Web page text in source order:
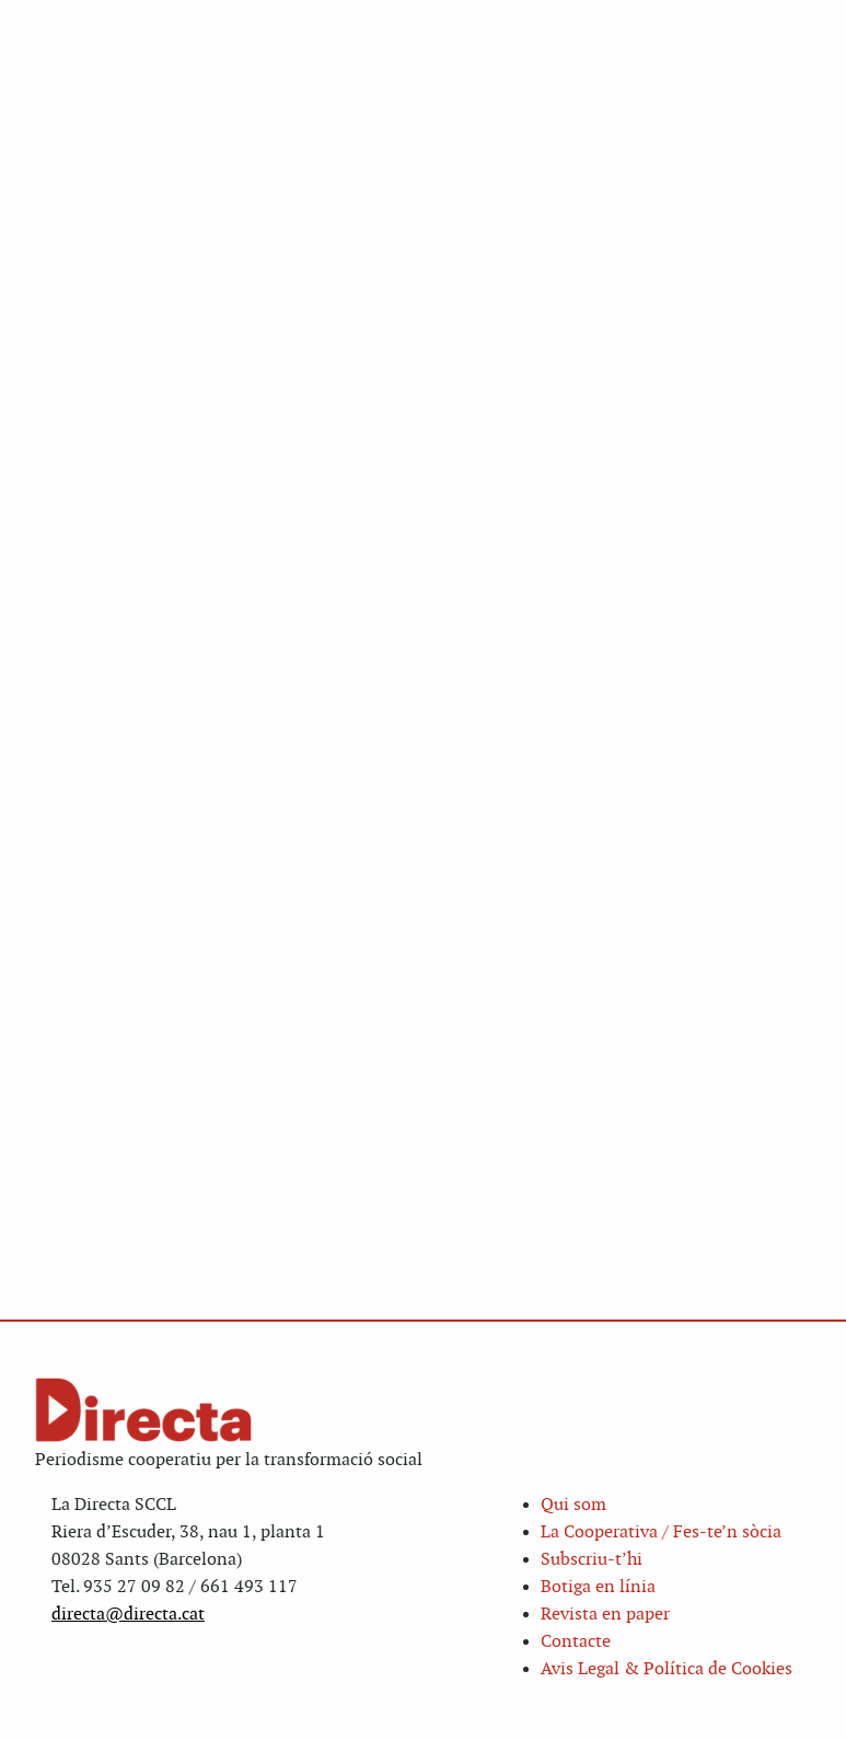
Periodisme cooperatiu per la transformació social
La Directa SCCL
Riera d’Escuder, 38, nau 1, planta 1
08028 Sants (Barcelona)
Tel. 935 27 09 82 / 661 493 117
directa@directa.cat
Qui som
La Cooperativa / Fes-te’n sòcia
Subscriu-t’hi
Botiga en línia
Revista en paper
Contacte
Avis Legal & Política de Cookies